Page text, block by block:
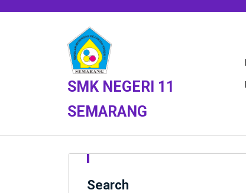
SMK NEGERI 11
SEMARANG
Search